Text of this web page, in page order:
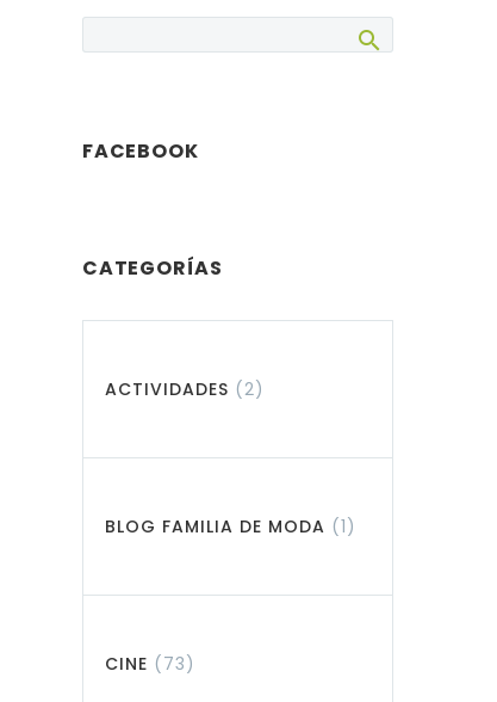
FACEBOOK
CATEGORÍAS
ACTIVIDADES (2)
BLOG FAMILIA DE MODA (1)
CINE (73)